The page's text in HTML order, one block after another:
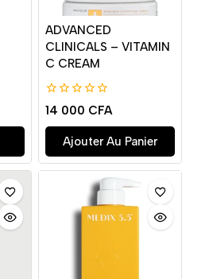
ADVANCED
CLINICALS – VITAMIN
C CREAM
0
de
5
14 000 CFA
Ajouter Au Panier